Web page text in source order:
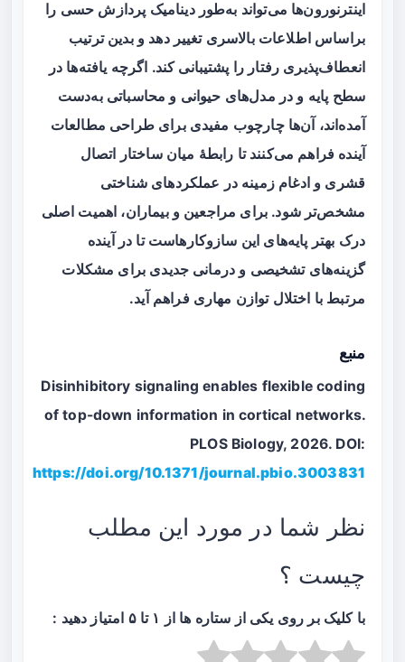
اینترنورون‌ها می‌تواند به‌طور دینامیک پردازش حسی را
براساس اطلاعات بالاسری تغییر دهد و بدین ترتیب
انعطاف‌پذیری رفتار را پشتیبانی کند. اگرچه یافته‌ها در
سطح پایه و در مدل‌های حیوانی و محاسباتی به‌دست
آمده‌اند، آن‌ها چارچوب مفیدی برای طراحی مطالعات
آینده فراهم می‌کنند تا رابطهٔ میان ساختار اتصال
قشری و ادغام زمینه در عملکردهای شناختی
مشخص‌تر شود. برای مراجعین و بیماران، اهمیت اصلی
درک بهتر پایه‌های این سازوکارهاست تا در آینده
گزینه‌های تشخیصی و درمانی جدیدی برای مشکلات
مرتبط با اختلال توازن مهاری فراهم آید.
منبع
Disinhibitory signaling enables flexible coding
of top-down information in cortical networks.
PLOS Biology, 2026. DOI:
https://doi.org/10.1371/journal.pbio.3003831
نظر شما در مورد این مطلب
چیست ؟
با کلیک بر روی یکی از ستاره ها از ۱ تا ۵ امتیاز دهید :